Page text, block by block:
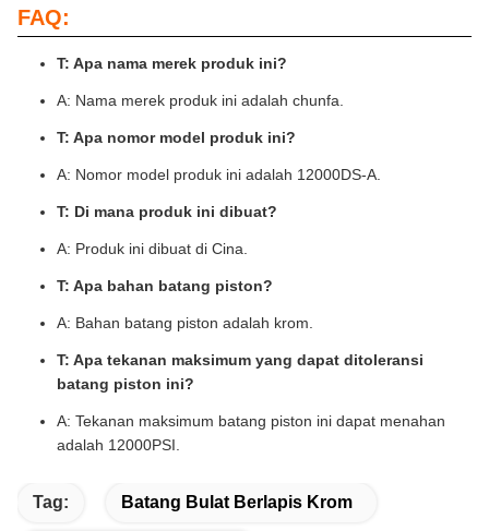
FAQ:
T: Apa nama merek produk ini?
A: Nama merek produk ini adalah chunfa.
T: Apa nomor model produk ini?
A: Nomor model produk ini adalah 12000DS-A.
T: Di mana produk ini dibuat?
A: Produk ini dibuat di Cina.
T: Apa bahan batang piston?
A: Bahan batang piston adalah krom.
T: Apa tekanan maksimum yang dapat ditoleransi
batang piston ini?
A: Tekanan maksimum batang piston ini dapat menahan
adalah 12000PSI.
Tag: Batang Bulat Berlapis Krom